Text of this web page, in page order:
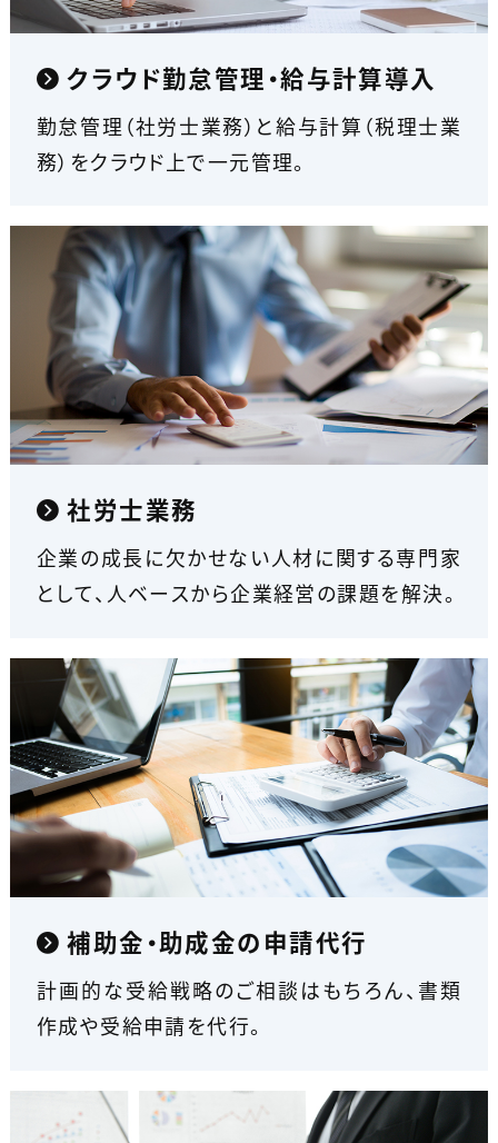
クラウド勤怠管理・給与計算導入
勤怠管理（社労士業務）と給与計算（税理士業
務）をクラウド上で一元管理。
社労士業務
企業の成長に欠かせない人材に関する専門家
として、人ベースから企業経営の課題を解決。
補助金・助成金の申請代行
計画的な受給戦略のご相談はもちろん、書類
作成や受給申請を代行。